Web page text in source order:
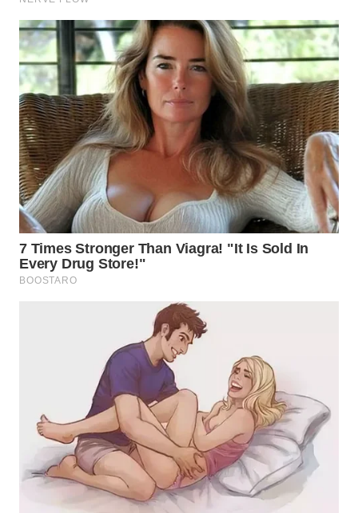
TANGERANG
WN
BINJAI
WN
CIREBON
WN
INDRAMAYU
WN
KUNINGAN
WN
SUKABUMI
WN
PURWAKARTA